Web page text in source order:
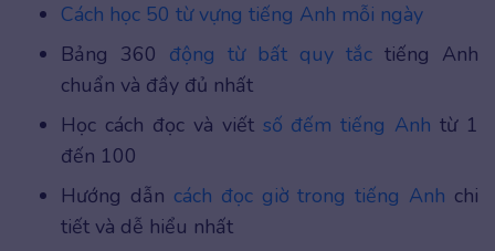
Cách học 50 từ vựng tiếng Anh mỗi ngày
Bảng 360 động từ bất quy tắc tiếng Anh
chuẩn và đầy đủ nhất
Học cách đọc và viết số đếm tiếng Anh từ 1
đến 100
Hướng dẫn cách đọc giờ trong tiếng Anh chi
tiết và dễ hiểu nhất